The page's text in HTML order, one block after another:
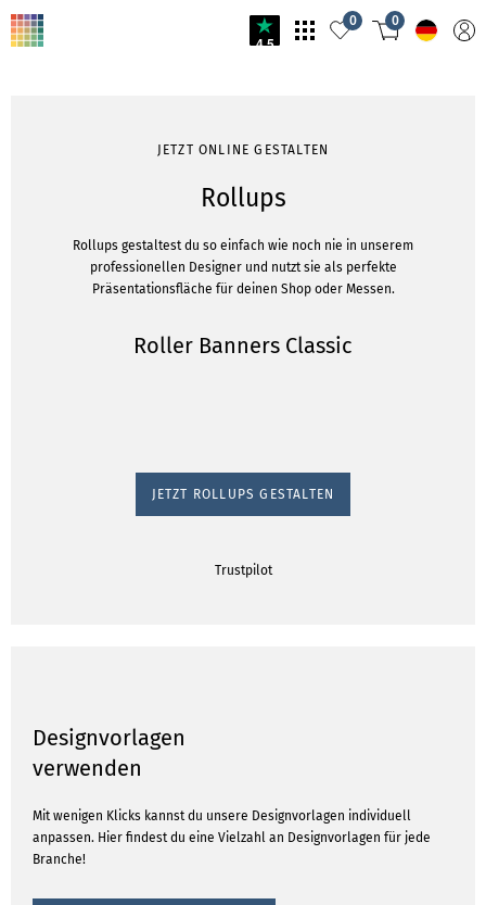
4.5
0 0
JETZT ONLINE GESTALTEN
Rollups
Rollups gestaltest du so einfach wie noch nie in unserem
professionellen Designer und nutzt sie als perfekte
Präsentationsfläche für deinen Shop oder Messen.
Roller Banners Classic
JETZT ROLLUPS GESTALTEN
Trustpilot
Designvorlagen
verwenden
Mit wenigen Klicks kannst du unsere Designvorlagen individuell
anpassen. Hier findest du eine Vielzahl an Designvorlagen für jede
Branche!